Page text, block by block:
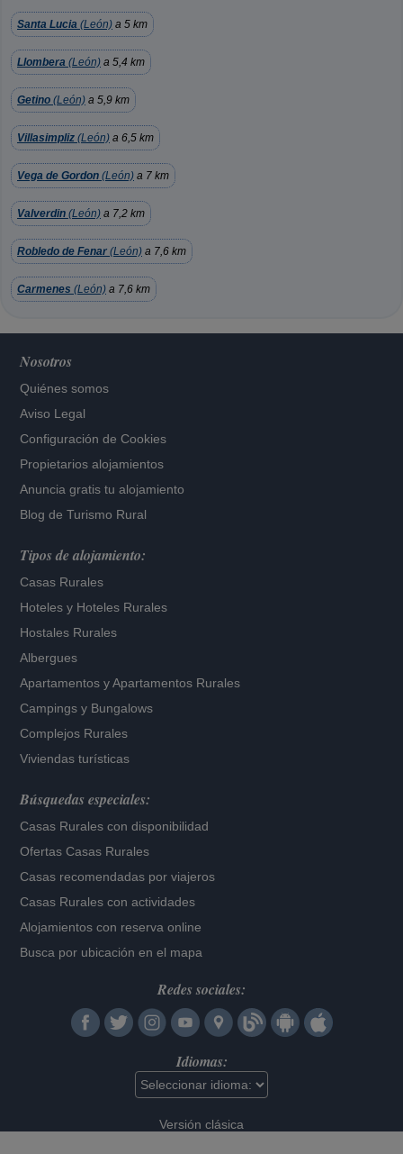
Santa Lucia (León) a 5 km
Llombera (León) a 5,4 km
Getino (León) a 5,9 km
Villasimpliz (León) a 6,5 km
Vega de Gordon (León) a 7 km
Valverdin (León) a 7,2 km
Robledo de Fenar (León) a 7,6 km
Carmenes (León) a 7,6 km
Nosotros
Quiénes somos
Aviso Legal
Configuración de Cookies
Propietarios alojamientos
Anuncia gratis tu alojamiento
Blog de Turismo Rural
Tipos de alojamiento:
Casas Rurales
Hoteles y Hoteles Rurales
Hostales Rurales
Albergues
Apartamentos yApartamentos Rurales
Campings y Bungalows
Complejos Rurales
Viviendas turísticas
Búsquedas especiales:
Casas Rurales con disponibilidad
Ofertas Casas Rurales
Casas recomendadas por viajeros
Casas Rurales con actividades
Alojamientos con reserva online
Busca por ubicación en el mapa
Redes sociales:
Idiomas:
Versión clásica